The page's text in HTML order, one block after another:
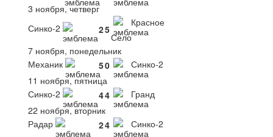
3 ноября, четверг
Синко-2
25
Красное
Село
7 ноября, понедельник
Механик
50
Синко-2
11 ноября, пятница
Синко-2
44
Гранд
22 ноября, вторник
Радар
24
Синко-2